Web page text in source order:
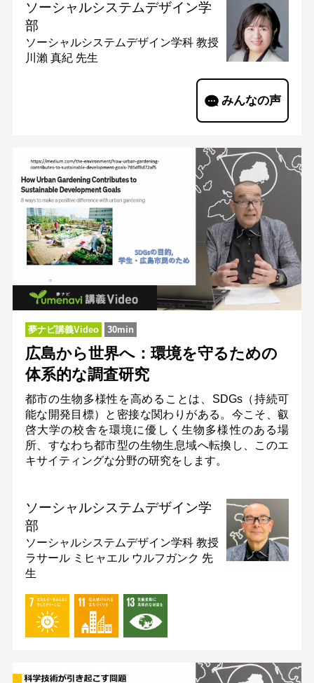
ソーシャルシステムデザイン学
部
ソーシャルシステムデザイン学科 教授
川瀨 真紀 先生
みんなの声
夢ナビ講義Video 30min
広島から世界へ：環境を守るための
体系的な調査研究
都市の生物多様性を高めることは、SDGs（持続可
能な開発目標）と密接な関わりがある。今こそ、叡
啓大学の校舎を環境に優しく生物多様性のある場
所、すなわち都市型の生物生息域へ転換し、このエ
キサイティングな分野の研究をします。
ソーシャルシステムデザイン学
部
ソーシャルシステムデザイン学科 教授
ラサール ミヒャエル ウルフガンク 先
生